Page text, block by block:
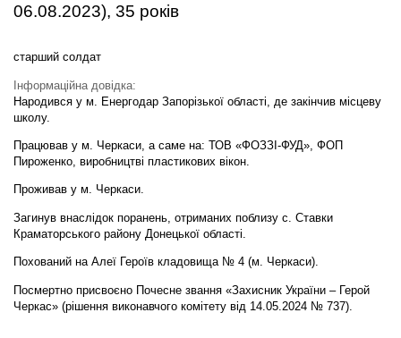
06.08.2023), 35 років
старший солдат
Інформаційна довідка:
Народився у м. Енергодар Запорізької області, де закінчив місцеву
школу.
Працював у м. Черкаси, а саме на: ТОВ «ФОЗЗІ-ФУД», ФОП
Пироженко, виробництві пластикових вікон.
Проживав у м. Черкаси.
Загинув внаслідок поранень, отриманих поблизу с. Ставки
Краматорського району Донецької області.
Похований на Алеї Героїв кладовища № 4 (м. Черкаси).
Посмертно присвоєно Почесне звання «Захисник України – Герой
Черкас» (рішення виконавчого комітету від 14.05.2024 № 737).